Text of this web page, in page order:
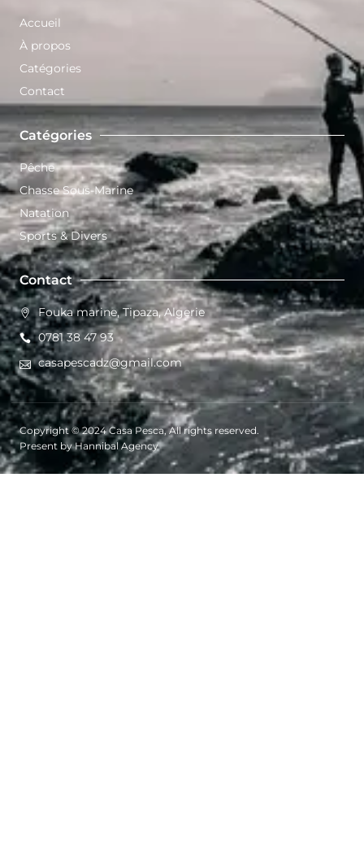
Accueil
À propos
Catégories
Contact
Catégories
Pêche
Chasse Sous-Marine
Natation
Sports & Divers
Contact
Fouka marine, Tipaza, Algerie
0781 38 47 93
casapescadz@gmail.com
Copyright © 2024 Casa Pesca, All rights reserved.
Present by Hannibal Agency